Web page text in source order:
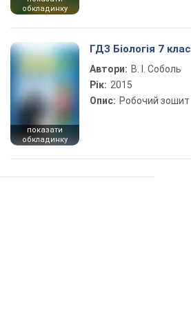
обкладинку
показати
обкладинку
ГДЗ Біологія 7 клас
Автори: В. І. Соболь
Рік: 2015
Опис: Робочий зошит